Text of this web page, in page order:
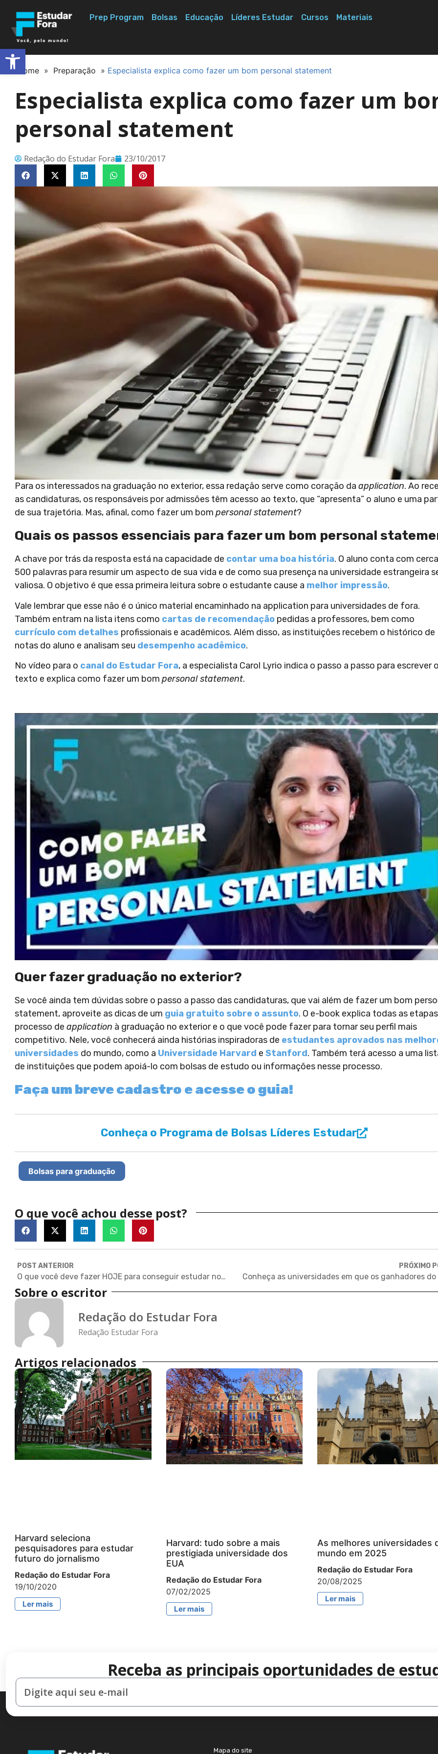
Prep Program Bolsas Educação Líderes Estudar Cursos Materiais
Home » Preparação » Especialista explica como fazer um bom personal statement
Especialista explica como fazer um
personal statement
Redação do Estudar Fora 23/10/2017
Para os interessados na graduação no exterior, essa redação serve como coração da application. Ao
as candidaturas, os responsáveis por admissões têm acesso ao texto, que “apresenta” o aluno e uma
de sua trajetória. Mas, afinal, como fazer um bom personal statement?
Quais os passos essenciais para fazer um bom personal
A chave por trás da resposta está na capacidade de contar uma boa história. O aluno conta com
500 palavras para resumir um aspecto de sua vida e de como sua presença na universidade estrangeira
valiosa. O objetivo é que essa primeira leitura sobre o estudante cause a melhor impressão.
Vale lembrar que esse não é o único material encaminhado na application para universidades de fora.
Também entram na lista itens como cartas de recomendação pedidas a professores, bem como
currículo com detalhes profissionais e acadêmicos. Além disso, as instituições recebem o histórico de
notas do aluno e analisam seu desempenho acadêmico.
No vídeo para o canal do Estudar Fora, a especialista Carol Lyrio indica o passo a passo para escrever o
texto e explica como fazer um bom personal statement.
Quer fazer graduação no exterior?
Se você ainda tem dúvidas sobre o passo a passo das candidaturas, que vai além de fazer um bom
statement, aproveite as dicas de um guia gratuito sobre o assunto. O e-book explica todas as
processo de application à graduação no exterior e o que você pode fazer para tornar seu perfil mais
competitivo. Nele, você conhecerá ainda histórias inspiradoras de estudantes aprovados nas
universidades do mundo, como a Universidade Harvard e Stanford. Também terá acesso a uma
de instituições que podem apoiá-lo com bolsas de estudo ou informações nesse processo.
Faça um breve cadastro e acesse o guia!
Conheça o Programa de Bolsas Líderes Estudar
Bolsas para graduação
O que você achou desse post?
POST ANTERIOR
O que você deve fazer HOJE para conseguir estudar no exterior AMANHÃ
PRÓXIMO
Sobre o escritor
Redação do Estudar Fora
Redação Estudar Fora
Artigos relacionados
Harvard seleciona
pesquisadores para estudar
futuro do jornalismo
Redação do Estudar Fora
19/10/2020
Ler mais
Harvard: tudo sobre a mais
prestigiada universidade dos
EUA
Redação do Estudar Fora
07/02/2025
Ler mais
As melhores universidades
mundo em 2025
Redação do Estudar Fora
20/08/2025
Ler mais
Receba as principais oportunidades de
Mapa do site
Abrir a barra de ferramentas